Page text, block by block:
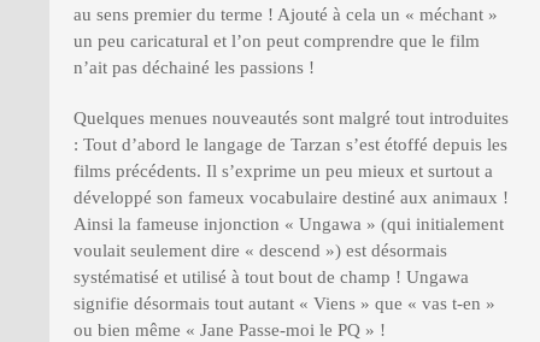
au sens premier du terme ! Ajouté à cela un « méchant »
un peu caricatural et l’on peut comprendre que le film
n’ait pas déchainé les passions !
Quelques menues nouveautés sont malgré tout introduites
: Tout d’abord le langage de Tarzan s’est étoffé depuis les
films précédents. Il s’exprime un peu mieux et surtout a
développé son fameux vocabulaire destiné aux animaux !
Ainsi la fameuse injonction « Ungawa » (qui initialement
voulait seulement dire « descend ») est désormais
systématisé et utilisé à tout bout de champ ! Ungawa
signifie désormais tout autant « Viens » que « vas t-en »
ou bien même « Jane Passe-moi le PQ » !